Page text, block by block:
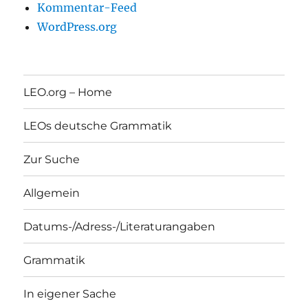
Kommentar-Feed
WordPress.org
LEO.org – Home
LEOs deutsche Grammatik
Zur Suche
Allgemein
Datums-/Adress-/Literaturangaben
Grammatik
In eigener Sache